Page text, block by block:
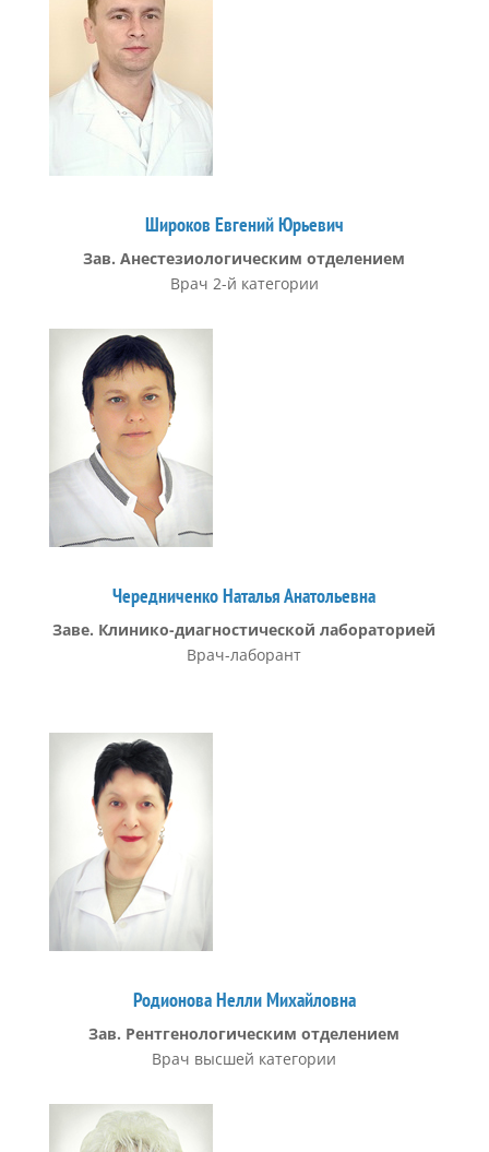
Широков Евгений Юрьевич
Зав. Анестезиологическим отделением
Врач 2-й категории
Чередниченко Наталья Анатольевна
Заве. Клинико-диагностической лабораторией
Врач-лаборант
Родионова Нелли Михайловна
Зав. Рентгенологическим отделением
Врач высшей категории